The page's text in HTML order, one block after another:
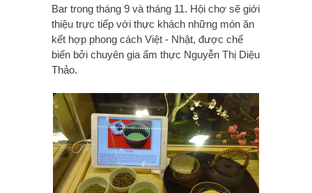
Bar trong tháng 9 và tháng 11. Hội chợ sẽ giới
thiệu trực tiếp với thực khách những món ăn
kết hợp phong cách Việt - Nhật, được chế
biến bởi chuyên gia ẩm thực Nguyễn Thị Diệu
Thảo.